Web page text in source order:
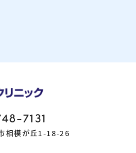
7131
相模が丘1-18-26